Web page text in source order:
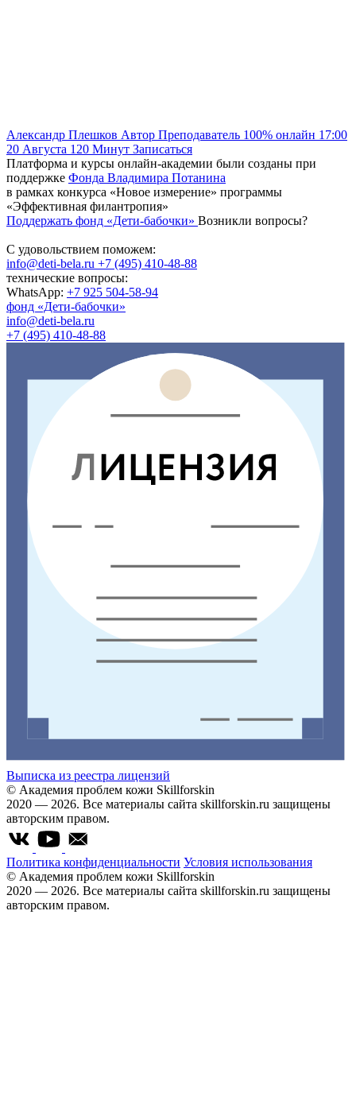
Александр Плешков Автор Преподаватель 100% онлайн 17:00
20 Августа 120 Минут Записаться
Платформа и курсы онлайн-академии были созданы при
поддержке Фонда Владимира Потанина
в рамках конкурса «Новое измерение» программы
«Эффективная филантропия»
Поддержать фонд «Дети-бабочки» Возникли вопросы?
С удовольствием поможем:
info@deti-bela.ru +7 (495) 410-48-88
технические вопросы:
WhatsApp: +7 925 504-58-94
фонд «Дети-бабочки»
info@deti-bela.ru
+7 (495) 410-48-88
Выписка из реестра лицензий
© Академия проблем кожи Skillforskin
2020 — 2026. Все материалы сайта skillforskin.ru защищены
авторским правом.
Политика конфиденциальности Условия использования
© Академия проблем кожи Skillforskin
2020 — 2026. Все материалы сайта skillforskin.ru защищены
авторским правом.